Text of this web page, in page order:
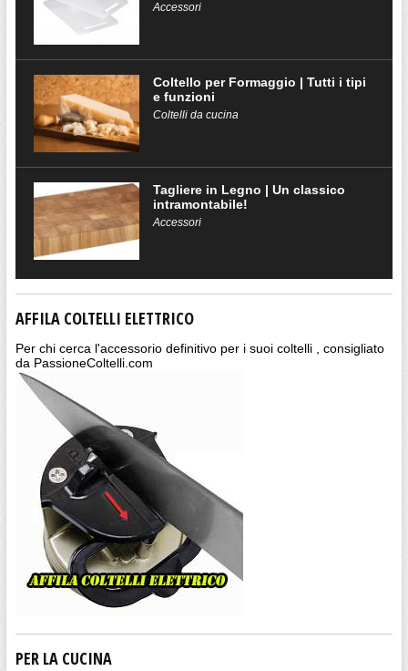
Accessori
Coltello per Formaggio | Tutti i tipi
e funzioni
Coltelli da cucina
Tagliere in Legno | Un classico
intramontabile!
Accessori
AFFILA COLTELLI ELETTRICO
Per chi cerca l'accessorio definitivo per i suoi coltelli , consigliato
da PassioneColtelli.com
PER LA CUCINA